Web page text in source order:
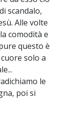
scandalo,
Alle volte
comodità e
questo è
solo a
le
poi si